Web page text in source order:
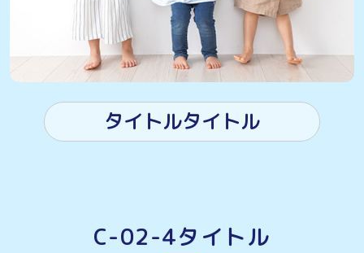
タイトルタイトル
C-02-4タイトル